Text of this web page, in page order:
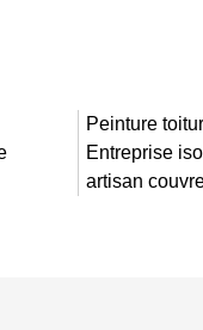
Peinture
Entreprise
artisan